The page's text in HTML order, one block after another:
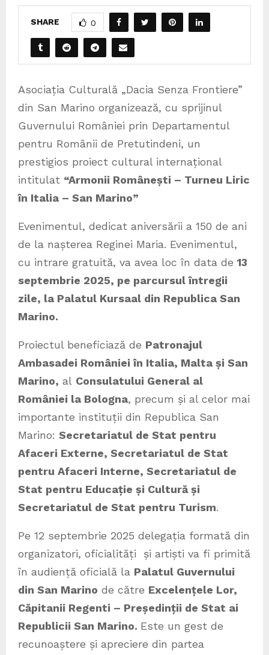
SHARE 0
Asociația Culturală „Dacia Senza Frontiere”
din San Marino organizează, cu sprijinul
Guvernului României prin Departamentul
pentru Românii de Pretutindeni, un
prestigios proiect cultural internațional
intitulat “Armonii Românești – Turneu Liric
în Italia – San Marino”
Evenimentul, dedicat aniversării a 150 de ani
de la nașterea Reginei Maria. Evenimentul,
cu intrare gratuită, va avea loc în data de 13
septembrie 2025, pe parcursul întregii
zile, la Palatul Kursaal din Republica San
Marino.
Proiectul beneficiază de Patronajul
Ambasadei României în Italia, Malta și San
Marino, al Consulatului General al
României la Bologna, precum și al celor mai
importante instituții din Republica San
Marino: Secretariatul de Stat pentru
Afaceri Externe, Secretariatul de Stat
pentru Afaceri Interne, Secretariatul de
Stat pentru Educație și Cultură și
Secretariatul de Stat pentru Turism.
Pe 12 septembrie 2025 delegația formată din
organizatori, oficialități și artiști va fi primită
în audiență oficială la Palatul Guvernului
din San Marino de către Excelențele Lor,
Căpitanii Regenti – Președinții de Stat ai
Republicii San Marino. Este un gest de
recunoaștere și apreciere din partea